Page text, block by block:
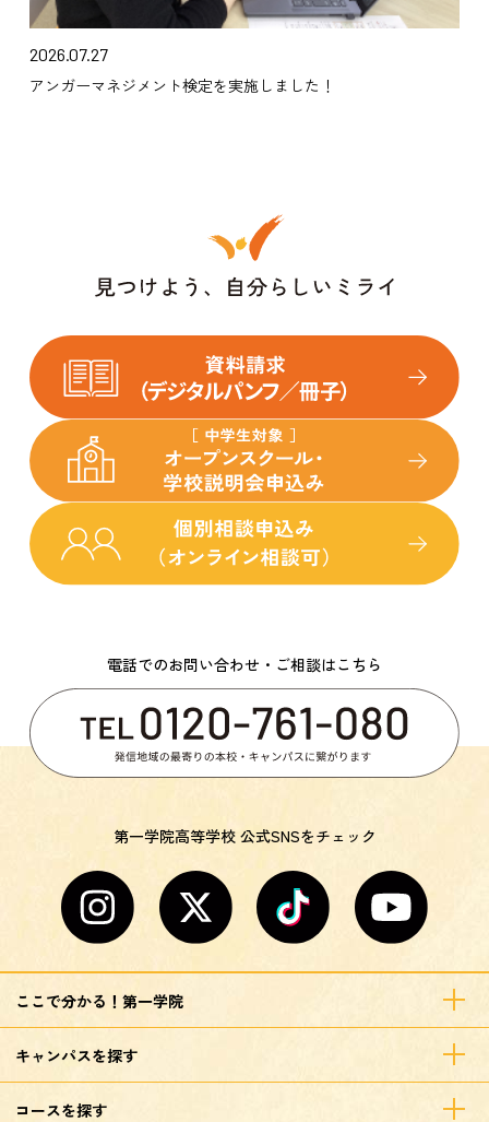
2026.07.27
アンガーマネジメント検定を実施しました！
電話でのお問い合わせ・ご相談はこちら
第一学院高等学校 公式SNSをチェック
ここで分かる！第一学院
キャンパスを探す
コースを探す